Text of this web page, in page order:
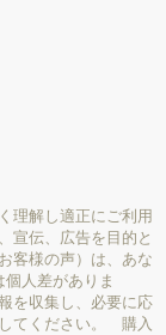
理解し適正にご利用
宣伝、広告を目的と
客様の声）は、あな
人差がありま
を収集し、必要に応
てください。 購入